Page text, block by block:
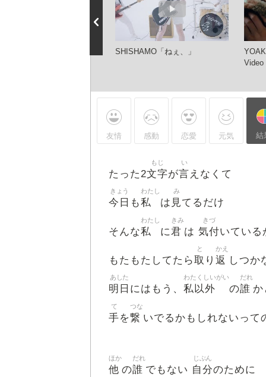
SHISHAMO「ねぇ、」
Video
友情 感動 恋愛 元気 結
たった2文字
もじ
が言
い
えなくて
今日
きょう
も私
わたし
は 見
み
てるだけ
そんな私
わたし
に君
きみ
は 気付
きづ
いている
もたもたしてたら取
と
り 返
かえ
しつか
明日
あした
にはもう、 私以外
わたくしいがい
の誰
だれ
か
手
て
を繋
つな
いでるかもしれないって
他
ほか
の誰
だれ
でもない 自分
じぶん
のために